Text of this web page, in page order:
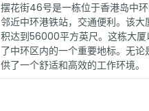
摆花街46号是一栋位于香港岛中
邻近中环港铁站，交通便利。该
积达到56000平方英尺。这栋大
了中环区内的一个重要地标。无
供了一个舒适和高效的工作环境。